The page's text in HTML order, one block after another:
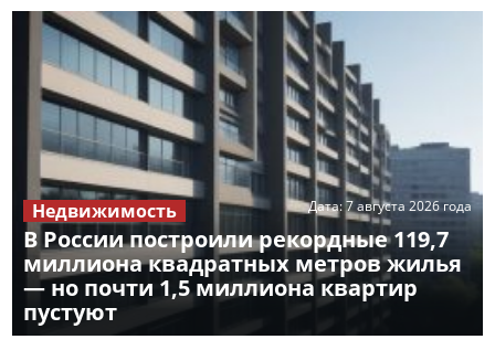
В России построили рекордные 119,7
миллиона квадратных метров жилья
— но почти 1,5 миллиона квартир
пустуют
Дата:7 августа 2026 года
Недвижимость